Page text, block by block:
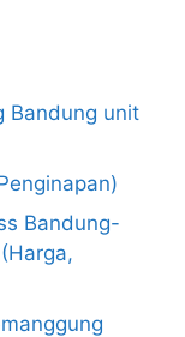
Bandung unit
Bandung-